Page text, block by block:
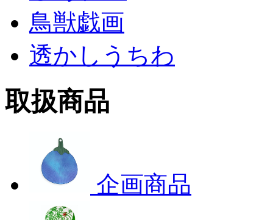
鳥獣戯画
透かしうちわ
取扱商品
企画商品